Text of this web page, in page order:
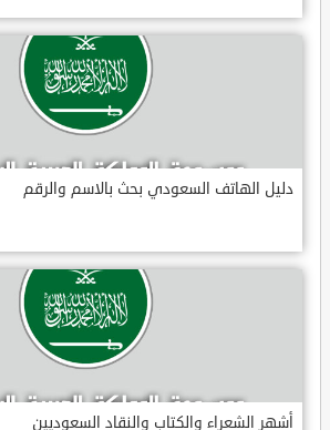
دليل الهاتف السعودي بحث بالاسم والرقم
أشهر الشعراء والكتاب والنقاد السعوديين